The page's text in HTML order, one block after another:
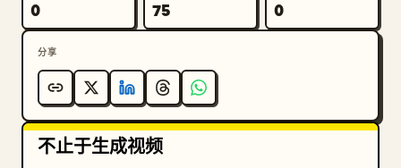
导。情感特写。
快节奏插入镜头。
第 11 镜头：夜间站台。弯曲的轨道和站台的纵深感。精
灵涂鸦漂浮在夜空中。略微拉远的镜头。
第 12 镜头：一个人从屋顶或高处眺望城市夜景。旁边有
一个巨大的兔子涂鸦。星星和轨道线在天空中散开，以余韵
0 75 0
分享
不止于生成视频